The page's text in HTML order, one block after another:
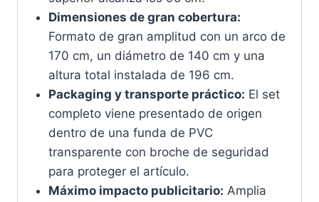
Dimensiones de gran cobertura:
Formato de gran amplitud con un arco de
170 cm, un diámetro de 140 cm y una
altura total instalada de 196 cm.
Packaging y transporte práctico: El set
completo viene presentado de origen
dentro de una funda de PVC
transparente con broche de seguridad
para proteger el artículo.
Máximo impacto publicitario: Amplia